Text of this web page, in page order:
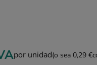
por unidad(o sea 0,29 €